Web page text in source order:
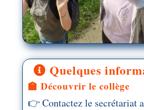
Quelques
🏫 Découvrir le collège
👉 Contactez le secrétariat